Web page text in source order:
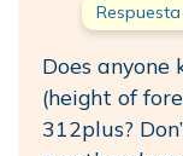
Respuesta
Does anyone
(height of
312plus?